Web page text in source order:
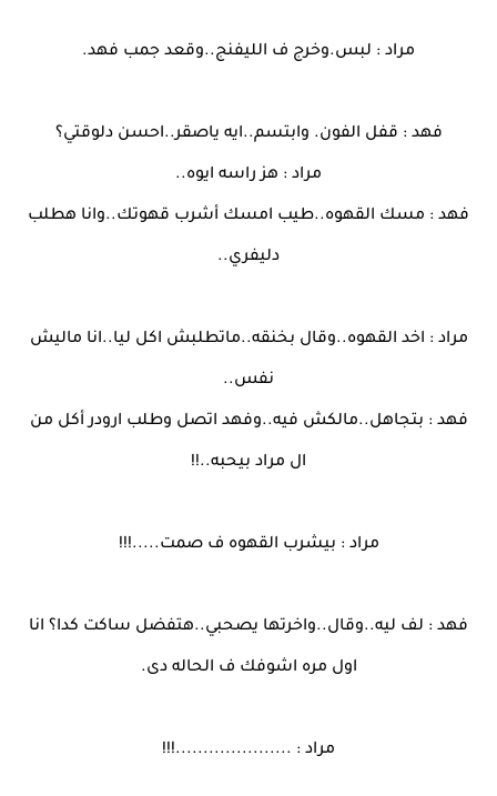
مراد : لبس.وخرج ف الليفنج..وقعد جمب فهد.
فهد : قفل الفون. وابتسم..ايه ياصقر..احسن دلوقتي؟
مراد : هز راسه ايوه..
فهد : مسك القهوه..طيب امسك أشرب قهوتك..وانا هطلب
دليفري..
مراد : اخد القهوه..وقال بخنقه..ماتطلبش اكل ليا..انا ماليش
نفس..
فهد : بتجاهل..مالكش فيه..وفهد اتصل وطلب ارودر أكل من
ال مراد بيحبه..!!
مراد : بيشرب القهوه ف صمت.....!!!
فهد : لف ليه..وقال..واخرتها يصحبي..هتفضل ساكت كدا؟ انا
اول مره اشوفك ف الحاله دى.
مراد : .....................!!!